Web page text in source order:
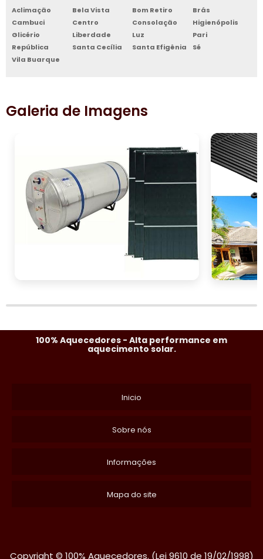
Aclimação Bela Vista Bom Retiro
Brás
Cambuci
Centro Consolação
Higienópolis
Glicério
Liberdade Luz
Pari
República
Santa Cecília Santa Efigênia
Sé
Vila Buarque
Galeria de Imagens
100% Aquecedores - Alta performance em
aquecimento solar.
Inicio
Sobre nós
Informações
Mapa do site
Copyright © 100% Aquecedores. (Lei 9610 de 19/02/1998)